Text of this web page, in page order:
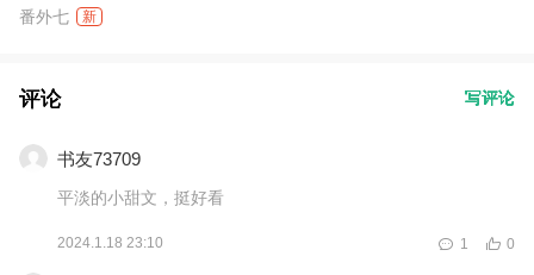
番外七 新
评论 写评论
书友73709
平淡的小甜文，挺好看
2024.1.18 23:10 0
1